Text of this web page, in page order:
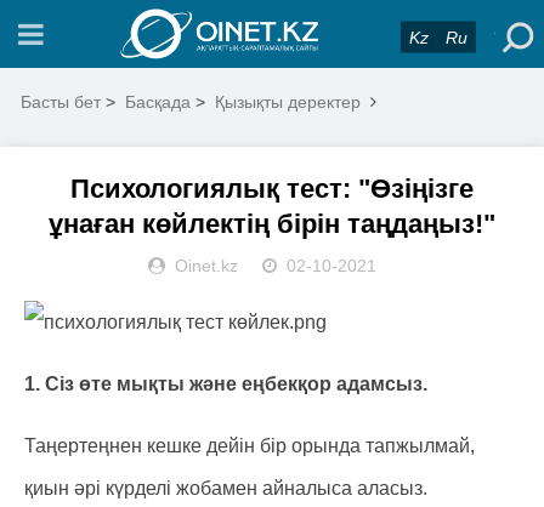
Kz Ru
Басты бет > Басқада > Қызықты деректер
Психологиялық тест: "Өзіңізге
ұнаған көйлектің бірін таңдаңыз!"
Oinet.kz 02-10-2021
1. Сіз өте мықты және еңбекқор адамсыз.
Таңертеңнен кешке дейін бір орында тапжылмай,
қиын әрі күрделі жобамен айналыса аласыз.